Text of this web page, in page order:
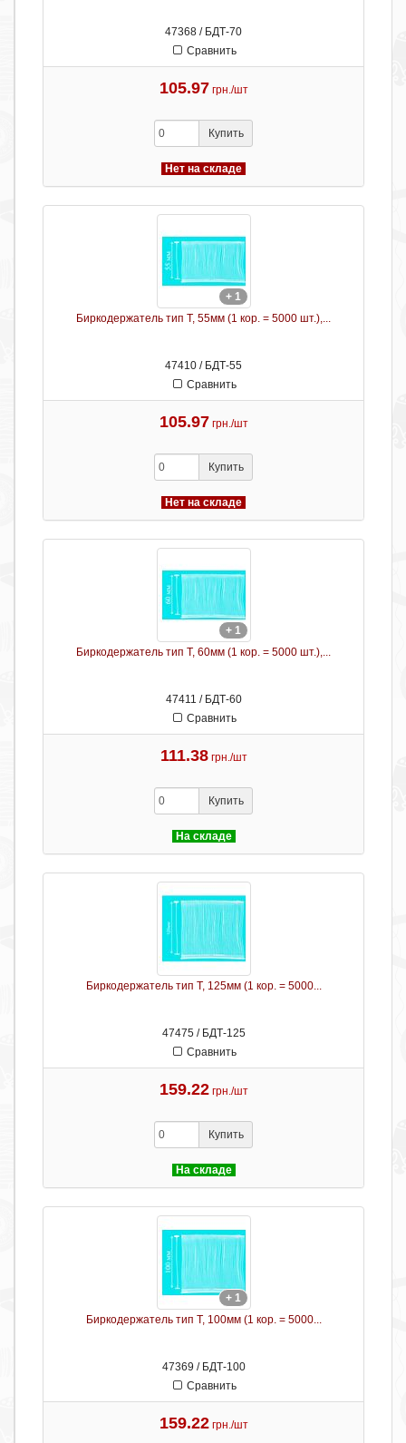
47368 / БДТ-70
Сравнить
105.97 грн./шт
Купить
Нет на складе
+ 1
Биркодержатель тип Т, 55мм (1 кор. = 5000 шт.),...
47410 / БДТ-55
Сравнить
105.97 грн./шт
Купить
Нет на складе
+ 1
Биркодержатель тип Т, 60мм (1 кор. = 5000 шт.),...
47411 / БДТ-60
Сравнить
111.38 грн./шт
Купить
На складе
Биркодержатель тип Т, 125мм (1 кор. = 5000...
47475 / БДТ-125
Сравнить
159.22 грн./шт
Купить
На складе
+ 1
Биркодержатель тип Т, 100мм (1 кор. = 5000...
47369 / БДТ-100
Сравнить
159.22 грн./шт